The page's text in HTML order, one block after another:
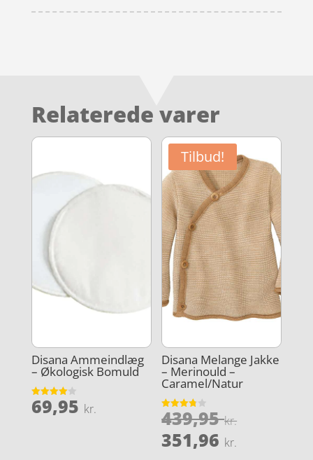
Relaterede varer
Disana Ammeindlæg
– Økologisk Bomuld
Vurderet
4
69,95 kr.
Tilbud!
Disana Melange Jakke
– Merinould –
Caramel/Natur
Vurderet
3.8
439,95kr.Den
351,96 kr.